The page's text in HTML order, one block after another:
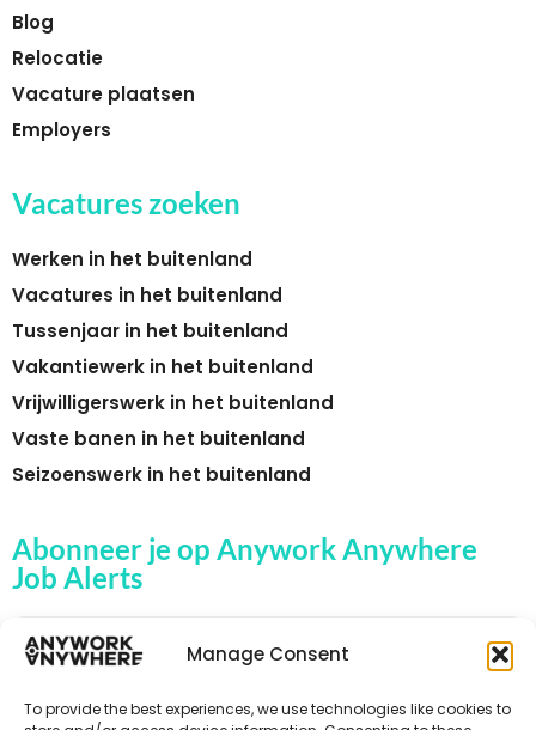
Manage Consent
To provide the best experiences, we use technologies like cookies to
Blog
Relocatie
Vacature plaatsen
Employers
Vacatures zoeken
Werken in het buitenland
Vacatures in het buitenland
Tussenjaar in het buitenland
Vakantiewerk in het buitenland
Vrijwilligerswerk in het buitenland
Vaste banen in het buitenland
Seizoenswerk in het buitenland
Abonneer je op Anywork Anywhere
Job Alerts
🌞 ONTVANG JOB ALERTS